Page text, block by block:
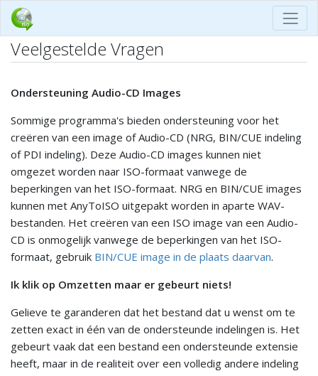
Veelgestelde Vragen
Ondersteuning Audio-CD Images
Sommige programma's bieden ondersteuning voor het
creëren van een image of Audio-CD (NRG, BIN/CUE indeling
of PDI indeling). Deze Audio-CD images kunnen niet
omgezet worden naar ISO-formaat vanwege de
beperkingen van het ISO-formaat. NRG en BIN/CUE images
kunnen met AnyToISO uitgepakt worden in aparte WAV-
bestanden. Het creëren van een ISO image van een Audio-
CD is onmogelijk vanwege de beperkingen van het ISO-
formaat, gebruik BIN/CUE image in de plaats daarvan.
Ik klik op Omzetten maar er gebeurt niets!
Gelieve te garanderen dat het bestand dat u wenst om te
zetten exact in één van de ondersteunde indelingen is. Het
gebeurt vaak dat een bestand een ondersteunde extensie
heeft, maar in de realiteit over een volledig andere indeling